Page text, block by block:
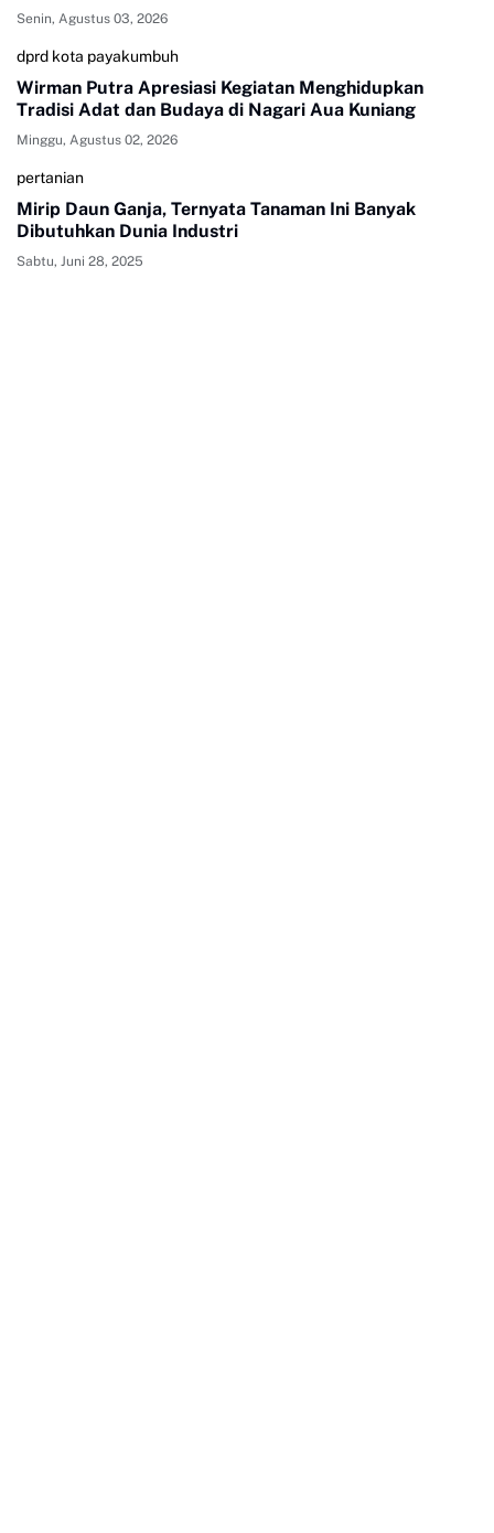
Senin, Agustus 03, 2026
dprd kota payakumbuh
Wirman Putra Apresiasi Kegiatan Menghidupkan
Tradisi Adat dan Budaya di Nagari Aua Kuniang
Minggu, Agustus 02, 2026
pertanian
Mirip Daun Ganja, Ternyata Tanaman Ini Banyak
Dibutuhkan Dunia Industri
Sabtu, Juni 28, 2025